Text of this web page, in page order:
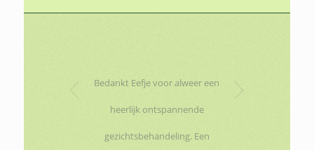
Bedankt Eefje voor alweer een
heerlijk ontspannende
gezichtsbehandeling. Een
Volgende